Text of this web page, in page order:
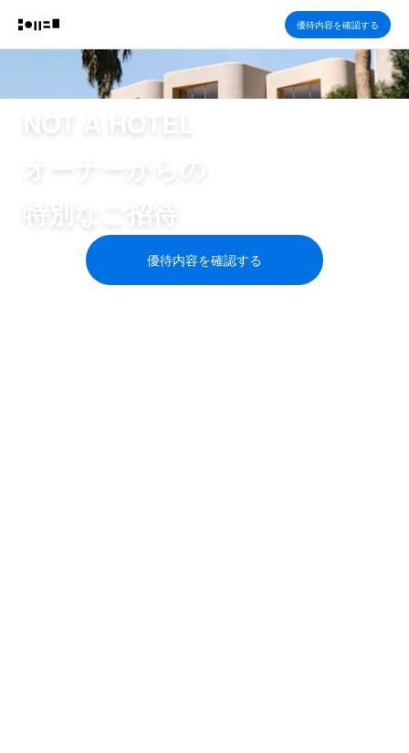
優待内容を確認する
NOT A HOTEL
オーナーからの
特別なご招待
優待内容を確認する